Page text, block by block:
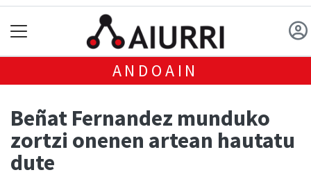
ANDOAIN
Beñat Fernandez munduko
zortzi onenen artean hautatu
dute